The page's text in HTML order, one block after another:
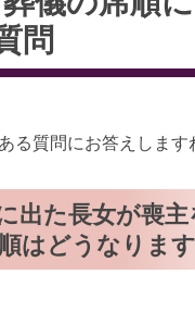
問
る質問にお答えします
出た長女が喪
はどうなりま